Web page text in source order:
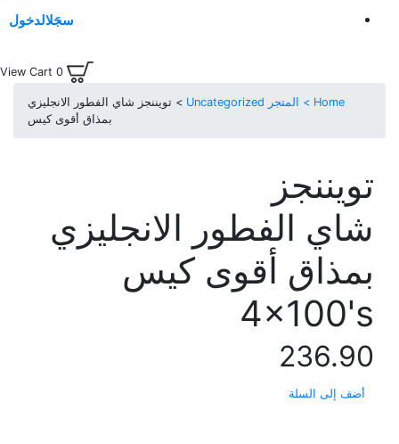
سجَلالدخول
0
View Cart
Home > المتجر Uncategorized > تويننجز شاي الفطور الانجليزي
بمذاق أقوى كيس
تويننجز
شاي الفطور الانجليزي
بمذاق أقوى كيس
4x100's
236.90
أضف إلى السلة